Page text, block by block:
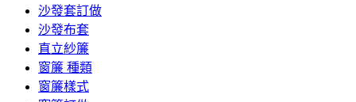
沙發套訂做
沙發布套
直立紗簾
窗簾 種類
窗簾樣式